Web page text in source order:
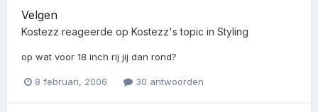
Velgen
Kostezz reageerde op Kostezz's topic in Styling
op wat voor 18 inch rij jij dan rond?
8 februari, 2006 30 antwoorden